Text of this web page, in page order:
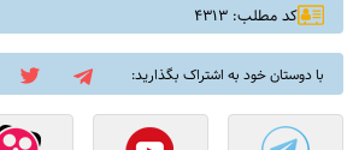
کد مطلب: ۴۳۱۳
با دوستان خود به اشتراک بگذارید: